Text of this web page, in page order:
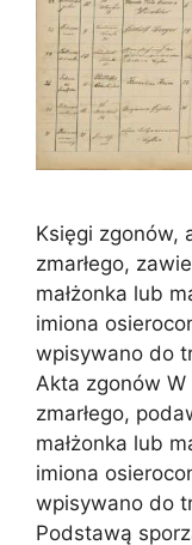
Księgi zgonów,
zmarłego,
małżonka lub
imiona
wpisywano do
Akta zgonów
zmarłego,
małżonka lub
imiona
wpisywano do
Podstawą